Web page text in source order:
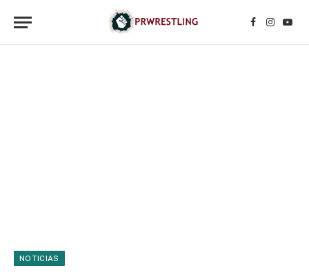
Facebook
NOTICIAS